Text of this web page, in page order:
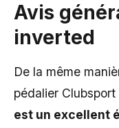
Avis
inverted
De la même
pédalier
est un excellent